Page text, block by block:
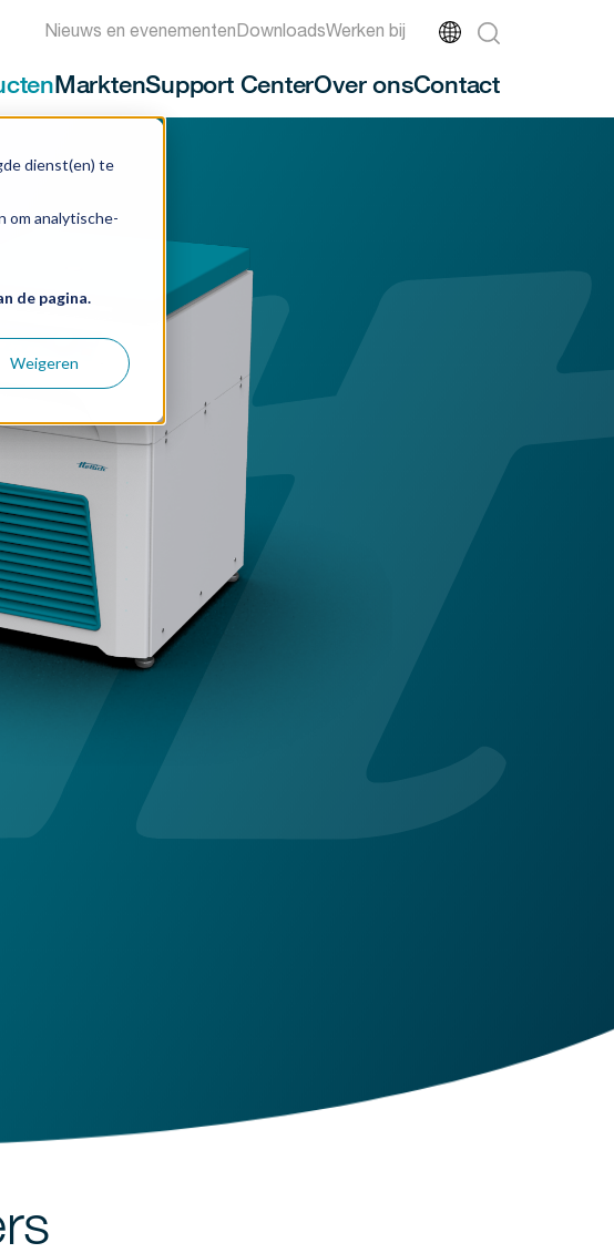
dienst(en) te
om analytische-
de pagina.
Weigeren
Nieuws en evenementenDownloadsWerken bij
MarktenSupport CenterOver onsContact